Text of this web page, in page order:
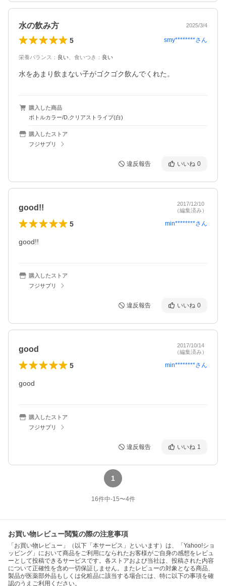
水の飲み方 2025/3/4
5 smy********さん
栄養バランス ： 良い 食いつき ： 良い
水をあまり飲まない子がゴクゴク飲んでくれた。
購入した商品
ボトルカラー/D.クリアストライプ(白)
購入したストア
フジサプリ
違反報告 いいね 0
good!!
2017/12/10
（編集済み）
5 min********さん
good!!
購入したストア
フジサプリ
違反報告 いいね 0
good
2017/10/14
（編集済み）
5 min********さん
good
購入したストア
フジサプリ
違反報告 いいね 1
1
16件中-15〜4件
お買い物レビュー閲覧の際の注意事項
「お買い物レビュー」（以下「本サービス」といいます）は、「Yahoo!ショ
ッピング」において商品をご利用になられたお客様がご自身の感想をレビュ
ーとして投稿できるサービスです。各ストアおよび当社は、投稿された内容
について正確性を含め一切保証しません。またレビューの対象となる商品、
製品が医薬部外品もしくは化粧品に該当する場合には、特に以下の事項を確
認のうえご利用ください。